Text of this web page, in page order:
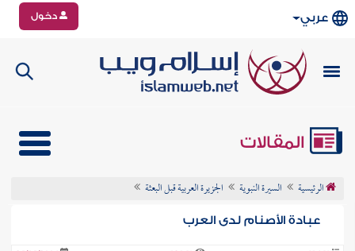
عربي دخول
المقالات
الرئيسية السيرة النبوية الجزيرة العربية قبل البعثة
عبادة الأصنام لدى العرب